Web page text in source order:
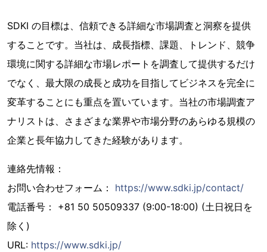
SDKI の目標は、信頼できる詳細な市場調査と洞察を提供
することです。当社は、成長指標、課題、トレンド、競争
環境に関する詳細な市場レポートを調査して提供するだけ
でなく、最大限の成長と成功を目指してビジネスを完全に
変革することにも重点を置いています。当社の市場調査ア
ナリストは、さまざまな業界や市場分野のあらゆる規模の
企業と長年協力してきた経験があります。
連絡先情報：
お問い合わせフォーム： https://www.sdki.jp/contact/
電話番号： +81 50 50509337 (9:00-18:00) (土日祝日を
除く)
URL: https://www.sdki.jp/